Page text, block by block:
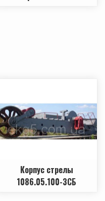
Корпус стрелы
1086.05.100-ЗСБ